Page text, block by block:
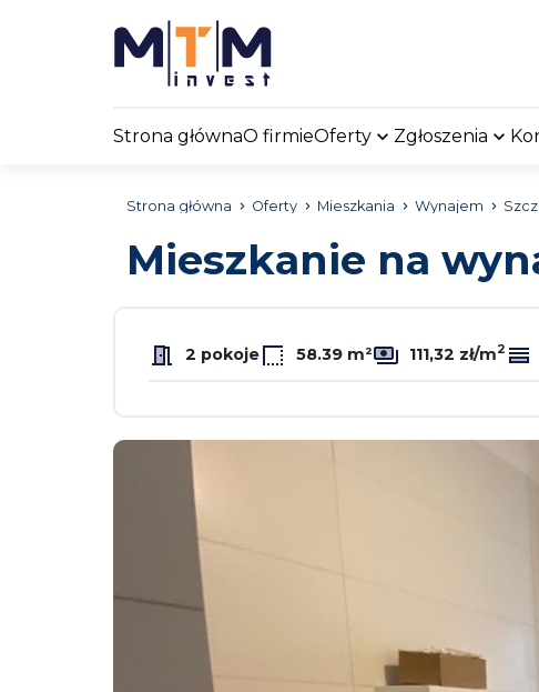
Strona głównaO firmieOferty Zgłoszenia
Strona główna Oferty Mieszkania Wynajem
Mieszkanie na
2 pokoje 58.39 m² 111,32 zł/m2